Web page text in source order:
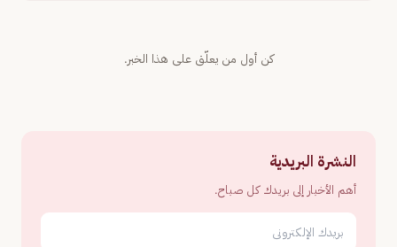
كن أول من يعلّق على هذا الخبر.
النشرة البريدية
أهم الأخبار إلى بريدك كل صباح.